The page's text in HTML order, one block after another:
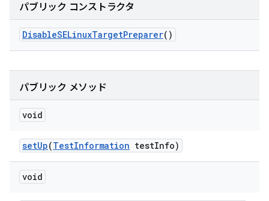
パブリック コンストラクタ
DisableSELinuxTargetPreparer()
パブリック メソッド
void
setUp(TestInformation testInfo)
void